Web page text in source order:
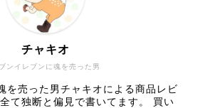
ンイレブンに魂を売った男
チャキオ
を売った男チャキオによる商品レビ
て独断と偏見で書いてます。 買い